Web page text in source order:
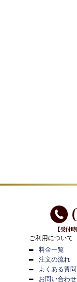
ご利用について
料金一覧
注文の流れ
よくある質問
お問い合わせ